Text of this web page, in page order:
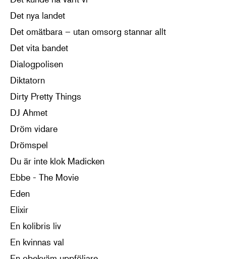
Det nya landet
Det omätbara – utan omsorg stannar allt
Det vita bandet
Dialogpolisen
Diktatorn
Dirty Pretty Things
DJ Ahmet
Dröm vidare
Drömspel
Du är inte klok Madicken
Ebbe - The Movie
Eden
Elixir
En kolibris liv
En kvinnas val